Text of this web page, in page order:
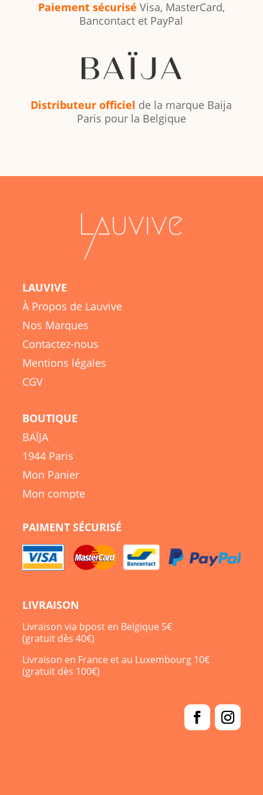
Paiement sécurisé Visa, MasterCard,
Bancontact et PayPal
Distributeur officiel de la marque Baija
Paris pour la Belgique
LAUVIVE
À Propos de Lauvive
Nos Marques
Contactez-nous
Mentions légales
CGV
BOUTIQUE
BAÏJA
1944 Paris
Mon Panier
Mon compte
PAIMENT SÉCURISÉ
LIVRAISON
Livraison via bpost en Belgique 5€
(gratuit dès 40€)
Livraison en France et au Luxembourg 10€
(gratuit dès 100€)